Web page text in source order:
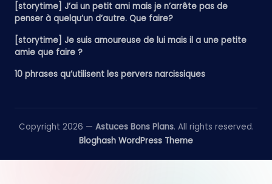
[storytime] J’ai un petit ami mais je n’arrête pas de
penser à quelqu’un d’autre. Que faire?
[storytime] Je suis amoureuse de lui mais il a une petite
amie que faire ?
10 phrases qu’utilisent les pervers narcissiques
Copyright 2026 — Astuces Bons Plans. All rights reserved.
Bloghash WordPress Theme